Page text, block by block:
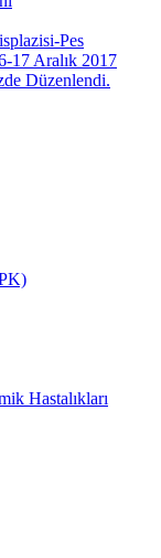
Pes
17 Aralık 2017
Düzenlendi.
Hastalıkları